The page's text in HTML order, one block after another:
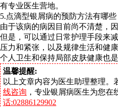
有专业医生营地。
5.点滴型银屑病的预防方法有哪些
由于该病的病因目前尚不清楚，
但是，可以通过日常护理手段来
压力和紧张，以及规律生活和健
个人卫生和保持局部皮肤健康也
温馨提醒:
以上文章内容为医生助理整理。
线咨询 ，专业银屑病医生为您
话:02886129902